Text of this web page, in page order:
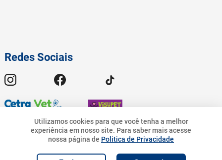
Utilizamos cookies para que você tenha a melhor
experiência em nosso site. Para saber mais acesse
nossa página de Politica de Privacidade
R$ 84,90
Redes Sociais
© 2023 American Pet - Todos os Direitos Reservados | Pet.Bandeirantes
Geremario Dantas, 01413 - Freguesia (Jacarepaguá) - Rio de Janeiro - RJ.